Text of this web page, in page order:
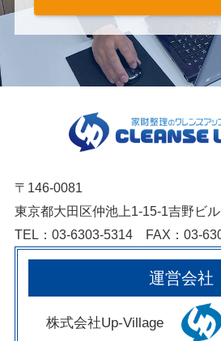
〒146-0081
東京都大田区仲池上1-15-1吉野ビ
TEL：03-6303-5314 FAX：03-
運営会社
株式会社Up-Village